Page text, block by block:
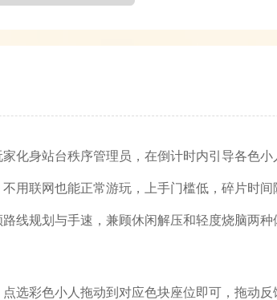
化身站台秩序管理员，在倒计时内引导各色
用联网也能正常游玩，上手门槛低，碎片时
线规划与手速，兼顾休闲解压和轻度烧脑两种
选彩色小人拖动到对应色块座位即可，拖动